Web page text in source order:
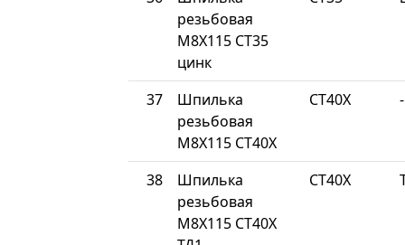
резьбовая
М8Х115 СТ35
цинк
37
Шпилька
резьбовая
М8Х115 СТ40Х
СТ40Х -
38
Шпилька
резьбовая
М8Х115 СТ40Х
СТ40Х